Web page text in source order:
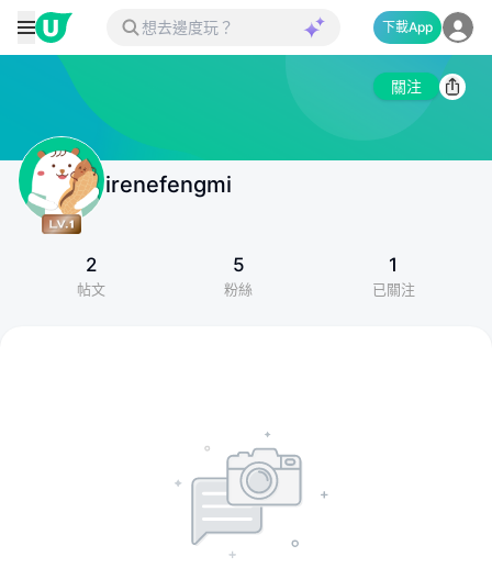
下載App
關注
irenefengmi
2
帖文
5
粉絲
1
已關注